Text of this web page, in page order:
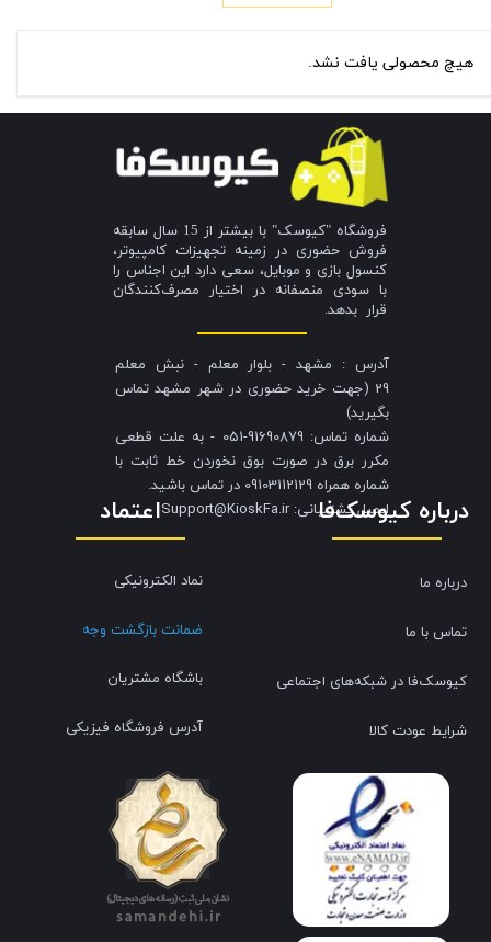
هیچ محصولی یافت نشد.
فروشگاه "کیوسک" با بیشتر از 15 سال سابقه
فروش حضوری در زمینه تجهیزات کامپیوتر،
کنسول بازی و موبایل، سعی دارد این اجناس را
با سودی منصفانه در اختیار مصرف‌کنندگان
قرار بدهد.
آدرس : مشهد - بلوار معلم - نبش معلم
29 (جهت خرید حضوری در شهر مشهد تماس
بگیرید)
شماره تماس: 91690879-051 - به علت قطعی
مکرر برق در صورت بوق نخوردن خط ثابت با
شماره همراه 09103112129 در تماس باشید.
​​​​​​​ایمیل پشتیبانی: Support@KioskFa.ir
اعتماد
نماد الکترونیکی
ضمانت بازگشت وجه
باشگاه مشتریان
آدرس فروشگاه فیزیکی
درباره کیوسک‌فا
درباره ما
تماس با ما
کیوسک‌فا در شبکه‌های اجتماعی
شرایط عودت کالا